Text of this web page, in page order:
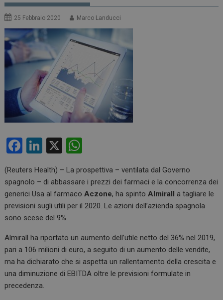
25 Febbraio 2020 Marco Landucci
F
ce
b
o
o
k
Li
ke
dI
n
X
at
s
A
p
(Reuters Health) – La prospettiva – ventilata dal Governo
spagnolo – di abbassare i prezzi dei farmaci e la concorrenza dei
generici Usa al farmacoAczone, ha spintoAlmirall a tagliare le
previsioni sugli utili per il 2020. Le azioni dell’azienda spagnola
sono scese del 9%.
Almirall ha riportato un aumento dell’utile netto del 36% nel 2019,
pari a 106 milioni di euro, a seguito di un aumento delle vendite,
ma ha dichiarato che si aspetta un rallentamento della crescita e
una diminuzione di EBITDA oltre le previsioni formulate in
precedenza.